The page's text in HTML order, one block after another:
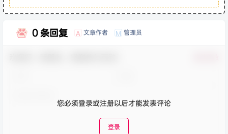
0 条回复 A 文章作者 M 管理员
您必须登录或注册以后才能发表评论
登录